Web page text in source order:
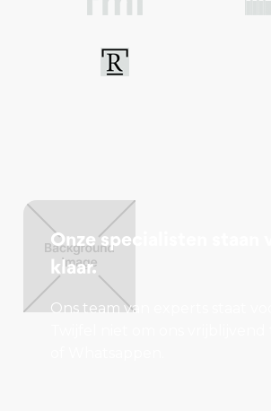
Onze specialisten staan
klaar.
Ons team van experts staat